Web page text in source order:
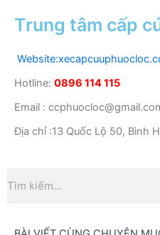
Trung tâm cấp
Hotline: 0896 114 115
Email :
Địa chỉ :13 Quốc Lộ 50, Bình
kiếm